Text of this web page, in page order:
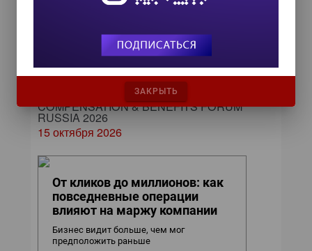
24 сентября 2026
8 октября 2026
COMPENSATION & BENEFITS FORUM
RUSSIA 2026
15 октября 2026
От кликов до миллионов: как
повседневные операции
влияют на маржу компании
Бизнес видит больше, чем мог
предположить раньше
ЗАКРЫТЬ